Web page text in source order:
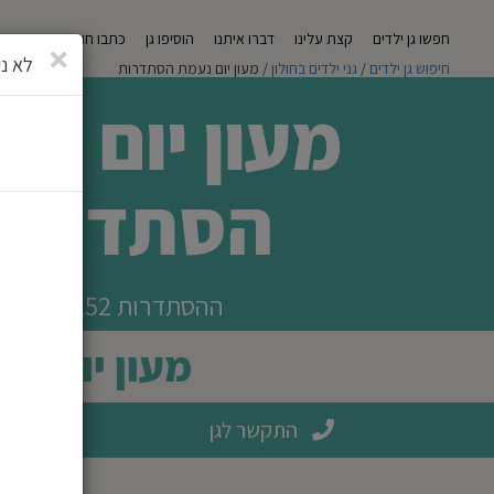
חפשו גן ילדים קצת עלינו דברו איתנו הוסיפו גן כתבו חוות דעת
חיפוש גן ילדים / גני ילדים בחולון/ מעון יום נעמת הסתדרות
מעון יום
ההסתדרות 52, חולון
מעון יום
התקשר לגן
סגירה
לא